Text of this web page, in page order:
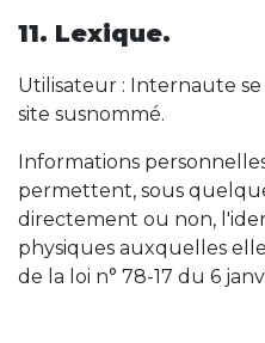
11. Lexique.
Utilisateur : Internaute
site susnommé.
Informations
permettent, sous
directement ou non,
physiques auxquelles
de la loi n° 78-17 du 6